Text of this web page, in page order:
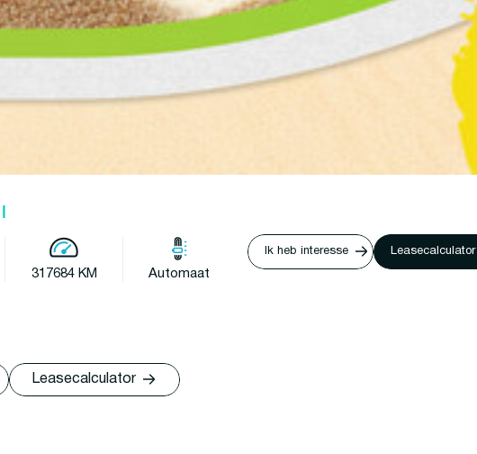
l
317684 KM Automaat
Ik heb interesse Leasecalculator
Leasecalculator